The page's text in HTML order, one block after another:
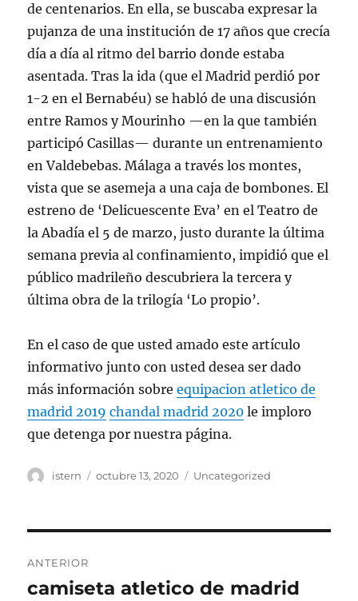
de centenarios. En ella, se buscaba expresar la
pujanza de una institución de 17 años que crecía
día a día al ritmo del barrio donde estaba
asentada. Tras la ida (que el Madrid perdió por
1-2 en el Bernabéu) se habló de una discusión
entre Ramos y Mourinho —en la que también
participó Casillas— durante un entrenamiento
en Valdebebas. Málaga a través los montes,
vista que se asemeja a una caja de bombones. El
estreno de ‘Delicuescente Eva’ en el Teatro de
la Abadía el 5 de marzo, justo durante la última
semana previa al confinamiento, impidió que el
público madrileño descubriera la tercera y
última obra de la trilogía ‘Lo propio’.
En el caso de que usted amado este artículo
informativo junto con usted desea ser dado
más información sobreequipacion atletico de
madrid 2019 chandal madrid 2020 le imploro
que detenga por nuestra página.
Autor
istern
Publicado
octubre 13, 2020 Categorías
Uncategorized
de
ANTERIOR
Entrada
camiseta atletico de madrid